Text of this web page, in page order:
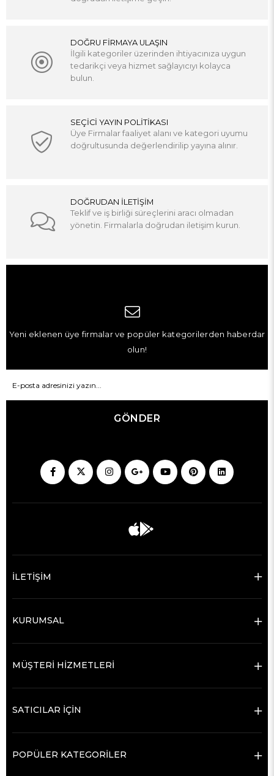
DOĞRU FİRMAYA ULAŞIN
İlgili kategoriler üzerinden ihtiyacınıza uygun
tedarikçi veya hizmet sağlayıcıyı kolayca
bulun.
SEÇİCİ YAYIN POLİTİKASI
Üye Firmalar faaliyet alanı ve kategori uyumu
doğrultusunda değerlendirilip yayına alınır.
DOĞRUDAN İLETİŞİM
Teklif ve iş birliği süreçlerini aracı olmadan
yönetin. Firmalarla doğrudan iletişim kurun.
Yeni eklenen üye firmalar ve popüler kategorilerden haberdar
olun!
GÖNDER
İLETİŞİM
KURUMSAL
MÜŞTERİ HİZMETLERİ
SATICILAR İÇİN
POPÜLER KATEGORİLER